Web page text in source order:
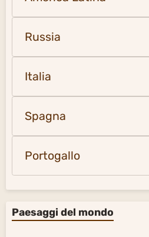
Russia
Italia
Spagna
Portogallo
Paesaggi del mondo